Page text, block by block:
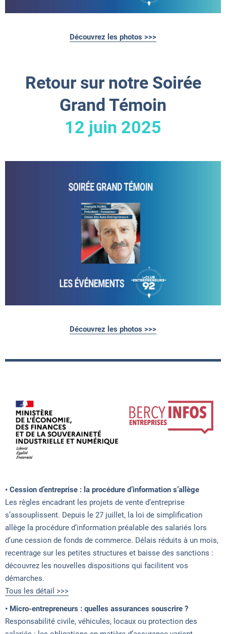
Découvrez les photos >>>
Retour sur notre Soirée
Grand Témoin
12 juin 2025
Découvrez les photos >>>
• Cession d’entreprise : la procédure d’information s’allège
Les règles encadrant les projets de vente d’entreprise
s’assouplissent. Depuis le 27 juillet, la loi de simplification
allège la procédure d’information préalable des salariés lors
d’une cession de fonds de commerce. Délais réduits à un mois,
recentrage sur les petites structures et baisse des sanctions :
découvrez les nouvelles dispositions qui facilitent vos
démarches.
Tous les détail >>>
• Micro-entrepreneurs : quelles assurances souscrire ?
Responsabilité civile, véhicules, locaux ou protection des